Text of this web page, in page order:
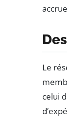
Le
celui